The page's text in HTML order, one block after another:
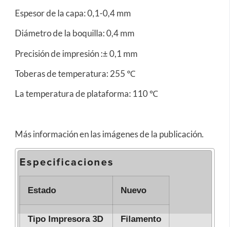
Espesor de la capa: 0,1-0,4 mm
Diámetro de la boquilla: 0,4 mm
Precisión de impresión :± 0,1 mm
Toberas de temperatura: 255 ℃
La temperatura de plataforma: 110 ℃
Más información en las imágenes de la publicación.
Especificaciones
Estado Nuevo
Tipo Impresora 3D Filamento